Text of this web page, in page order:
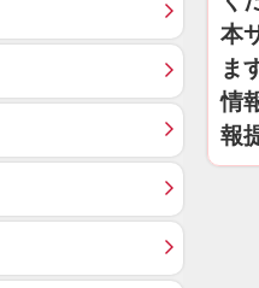
本
ま
情
報